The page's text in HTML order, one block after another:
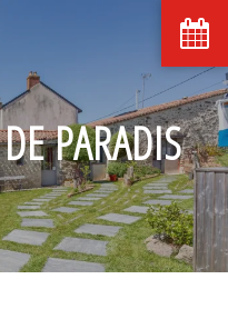
PARADIS
1
-
2
8
-
9
-
-
16
-
23
-